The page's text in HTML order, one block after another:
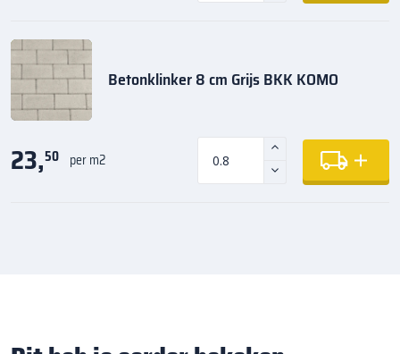
Betonklinker 8 cm Grijs BKK KOMO
23,50 per m2